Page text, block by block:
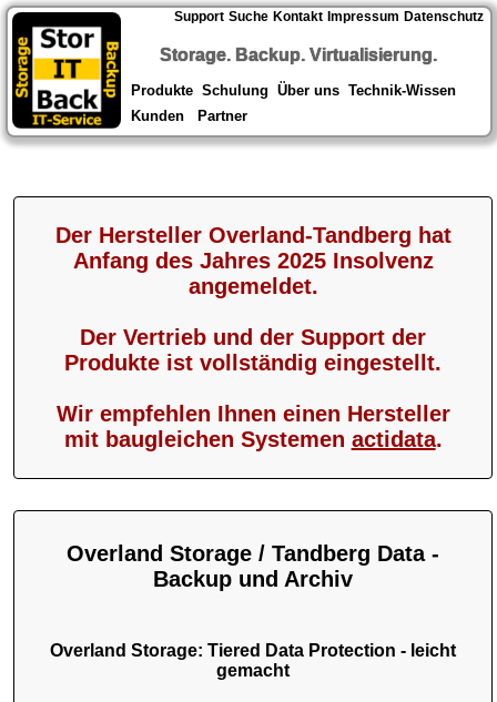
Support Suche Kontakt Impressum Datenschutz
Storage. Backup. Virtualisierung.
Produkte Schulung Über uns Technik-Wissen
Kunden
Partner
Der Hersteller Overland-Tandberg hat
Anfang des Jahres 2025 Insolvenz
angemeldet.
Der Vertrieb und der Support der
Produkte ist vollständig eingestellt.
Wir empfehlen Ihnen einen Hersteller
mit baugleichen Systemen actidata.
Overland Storage / Tandberg Data -
Backup und Archiv
Overland Storage: Tiered Data Protection - leicht
gemacht